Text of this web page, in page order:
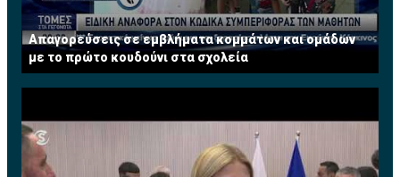
Απαγορεύσεις σε εμβλήματα κομμάτων και ομάδων
με το πρώτο κουδούνι στα σχολεία